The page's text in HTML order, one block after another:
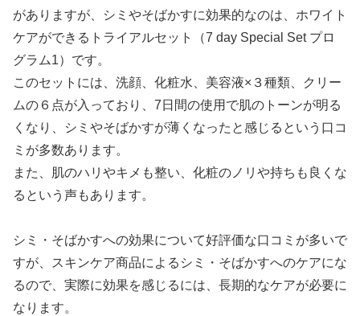
がありますが、シミやそばかすに効果的なのは、ホワイト
ケアができるトライアルセット（7 day Special Set プロ
グラム1）です。
このセットには、洗顔、化粧水、美容液×３種類、クリー
ムの６点が入っており、7日間の使用で肌のトーンが明る
くなり、シミやそばかすが薄くなったと感じるという口コ
ミが多数あります。
また、肌のハリやキメも整い、化粧のノリや持ちも良くな
るという声もあります。
シミ・そばかすへの効果について好評価な口コミが多いで
すが、スキンケア商品によるシミ・そばかすへのケアにな
るので、実際に効果を感じるには、長期的なケアが必要に
なります。